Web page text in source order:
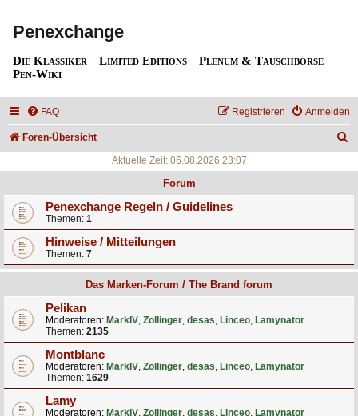
Penexchange
Die Klassiker Limited Editions
Plenum & Tauschbörse
Pen-Wiki
FAQ Anmelden
Registrieren
Foren-Übersicht
Aktuelle Zeit: 06.08.2026 23:07
Forum
Penexchange Regeln / Guidelines
Themen: 1
Hinweise / Mitteilungen
Themen: 7
Das Marken-Forum / The Brand forum
Pelikan
Moderatoren: MarkIV, Zollinger, desas, Linceo, Lamynator
Themen: 2135
Montblanc
Moderatoren: MarkIV, Zollinger, desas, Linceo, Lamynator
Themen: 1629
Lamy
Moderatoren: MarkIV, Zollinger, desas, Linceo, Lamynator